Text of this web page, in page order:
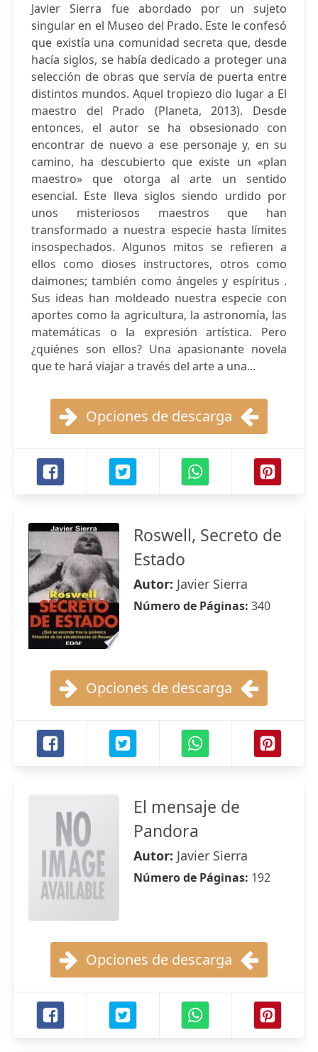
Javier Sierra fue abordado por un sujeto
singular en el Museo del Prado. Este le confesó
que existía una comunidad secreta que, desde
hacía siglos, se había dedicado a proteger una
selección de obras que servía de puerta entre
distintos mundos. Aquel tropiezo dio lugar a El
maestro del Prado (Planeta, 2013). Desde
entonces, el autor se ha obsesionado con
encontrar de nuevo a ese personaje y, en su
camino, ha descubierto que existe un «plan
maestro» que otorga al arte un sentido
esencial. Este lleva siglos siendo urdido por
unos misteriosos maestros que han
transformado a nuestra especie hasta límites
insospechados. Algunos mitos se refieren a
ellos como dioses instructores, otros como
daimones; también como ángeles y espíritus .
Sus ideas han moldeado nuestra especie con
aportes como la agricultura, la astronomía, las
matemáticas o la expresión artística. Pero
¿quiénes son ellos? Una apasionante novela
que te hará viajar a través del arte a una...
Opciones de descarga
Roswell, Secreto de
Estado
Autor: Javier Sierra
Número de Páginas: 340
Opciones de descarga
El mensaje de
Pandora
Autor: Javier Sierra
Número de Páginas: 192
Opciones de descarga